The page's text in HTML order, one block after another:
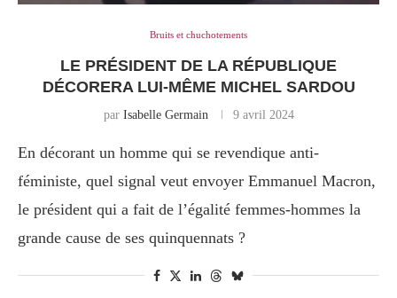
Bruits et chuchotements
LE PRÉSIDENT DE LA RÉPUBLIQUE
DÉCORERA LUI-MÊME MICHEL SARDOU
par Isabelle Germain 9 avril 2024
En décorant un homme qui se revendique anti-
féministe, quel signal veut envoyer Emmanuel Macron,
le président qui a fait de l’égalité femmes-hommes la
grande cause de ses quinquennats ?